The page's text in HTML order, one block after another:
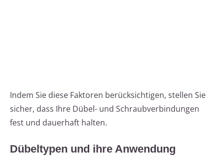
Indem Sie diese Faktoren berücksichtigen, stellen Sie
sicher, dass Ihre Dübel- und Schraubverbindungen
fest und dauerhaft halten.
Dübeltypen und ihre Anwendung